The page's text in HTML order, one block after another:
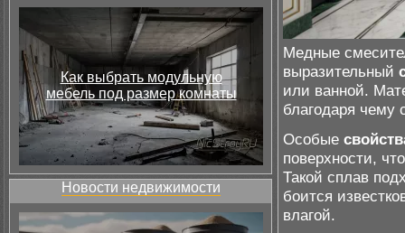
Как выбрать модульную
мебель под размер комнаты
Новости недвижимости
Медные
выразительный
или ванной.
благодаря чему
Особые
поверхности,
Такой сплав
боится
влагой.